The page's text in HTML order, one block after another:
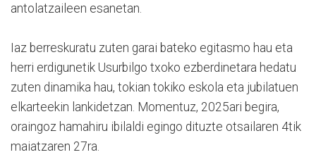
antolatzaileen esanetan.
Iaz berreskuratu zuten garai bateko egitasmo hau eta
herri erdigunetik Usurbilgo txoko ezberdinetara hedatu
zuten dinamika hau, tokian tokiko eskola eta jubilatuen
elkarteekin lankidetzan. Momentuz, 2025ari begira,
oraingoz hamahiru ibilaldi egingo dituzte otsailaren 4tik
maiatzaren 27ra.